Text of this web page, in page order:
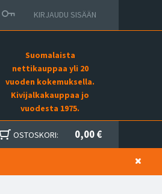
KIRJAUDU SISÄÄN
Suomalaista
nettikauppaa yli 20
vuoden kokemuksella.
Kivijalkakauppaa jo
vuodesta 1975.
OSTOSKORI: 0,00 €